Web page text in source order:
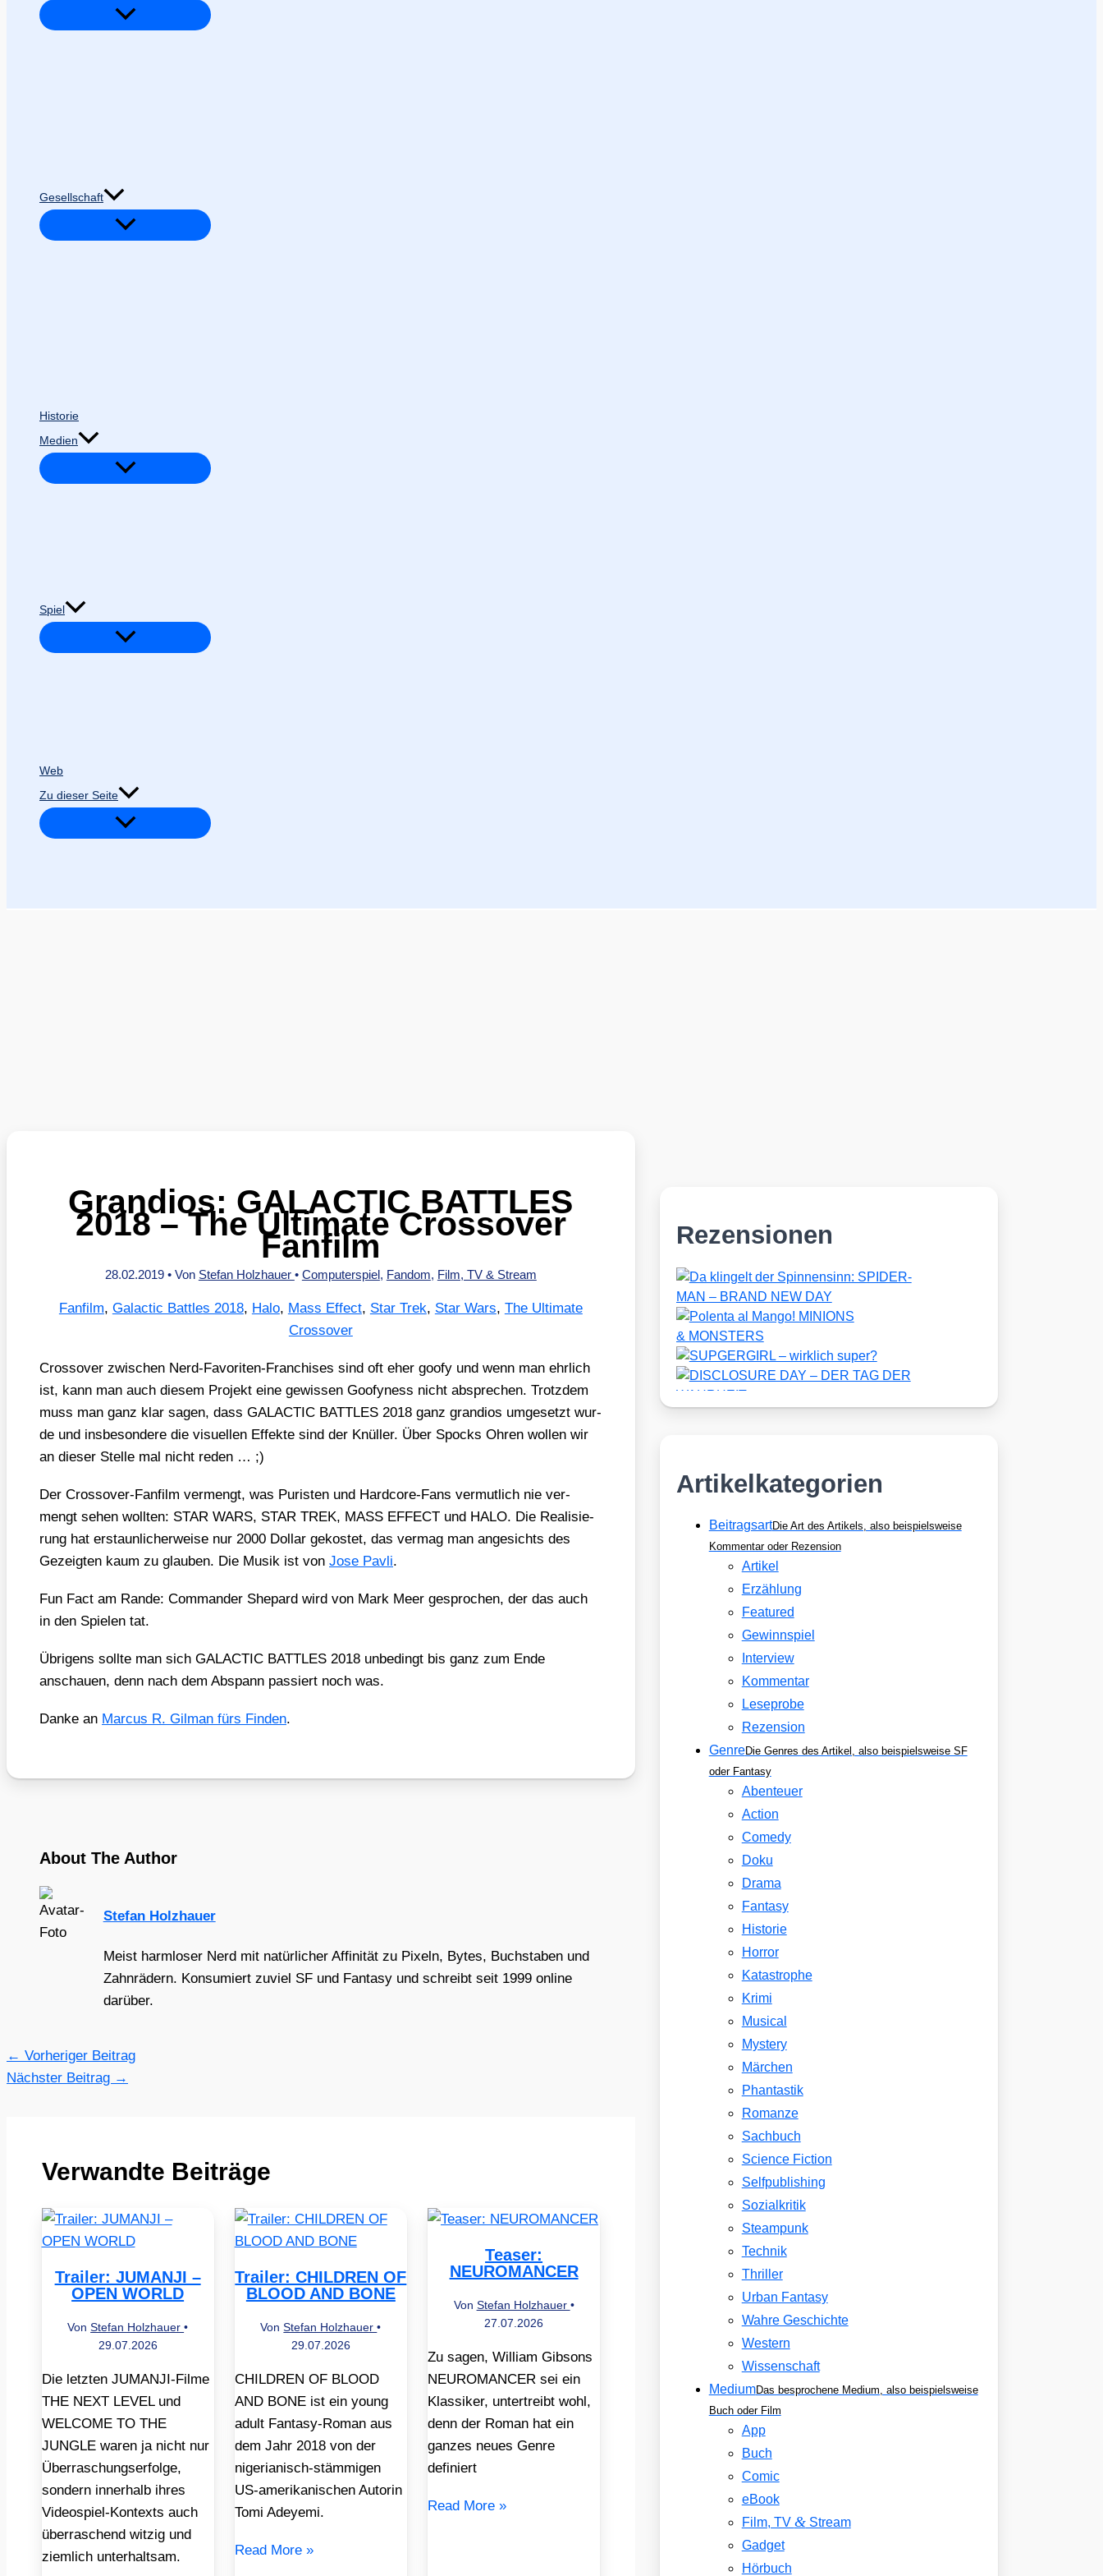
Gesellschaft
Historie
Medien
Spiel
Web
Zu dieser Seite
Grandios: GALACTIC BATTLES
2018 – The Ultimate Crossover
Fanfilm
28.02.2019 • Von Stefan Holzhauer • Computerspiel, Fandom, Film, TV & Stream
Fanfilm, Galactic Battles 2018, Halo, Mass Effect, Star Trek, Star Wars, The Ultimate
Crossover
Cross­over zwi­schen Nerd-Favo­ri­ten-Fran­chi­ses sind oft eher goofy und wenn man ehr­lich
ist, kann man auch die­sem Pro­jekt eine gewis­sen Goofy­ness nicht abspre­chen. Trotz­dem
muss man ganz klar sagen, dass GALACTIC BATTLES 2018 ganz gran­di­os umge­setzt wur­
de und ins­be­son­de­re die visu­el­len Effek­te sind der Knül­ler. Über Spocks Ohren wol­len wir
an die­ser Stel­le mal nicht reden … ;)
Der Cross­over-Fan­film ver­mengt, was Puris­ten und Hard­core-Fans ver­mut­lich nie ver­
mengt sehen woll­ten: STAR WARS, STAR TREK, MASS EFFECT und HALO. Die Rea­li­sie­
rung hat erstaun­li­cher­wei­se nur 2000 Dol­lar gekos­tet, das ver­mag man ange­sichts des
Gezeig­ten kaum zu glau­ben. Die Musik ist von Jose Pav­li.
Fun Fact am Ran­de: Com­man­der She­pard wird von Mark Meer gespro­chen, der das auch
in den Spie­len tat.
Übri­gens soll­te man sich GALACTIC BATTLES 2018 unbe­dingt bis ganz zum Ende
anschau­en, denn nach dem Abspann pas­siert noch was.
Dan­ke an Mar­cus R. Gil­man fürs Fin­den.
About The Author
Stefan Holzhauer
Meist harmloser Nerd mit natürlicher Affinität zu Pixeln, Bytes, Buchstaben und
Zahnrädern. Konsumiert zuviel SF und Fantasy und schreibt seit 1999 online
darüber.
← Vorheriger Beitrag
Nächster Beitrag →
Verwandte Beiträge
Trailer: JUMANJI –
OPEN WORLD
VonStefan Holzhauer•
29.07.2026
Die letzten JUMANJI-Filme
THE NEXT LEVEL und
WELCOME TO THE
JUNGLE waren ja nicht nur
Überraschungserfolge,
sondern innerhalb ihres
Videospiel-Kontexts auch
überraschend witzig und
ziemlich unterhaltsam.
Trailer: CHILDREN OF
BLOOD AND BONE
VonStefan Holzhauer•
29.07.2026
CHILDREN OF BLOOD
AND BONE ist ein young
adult Fantasy-Roman aus
dem Jahr 2018 von der
nigerianisch-stämmigen
US-amerikanischen Autorin
Tomi Adeyemi.
Read More »
Teaser:
NEUROMANCER
Von Stefan Holzhauer •
27.07.2026
Zu sagen, William Gibsons
NEUROMANCER sei ein
Klassiker, untertreibt wohl,
denn der Roman hat ein
ganzes neues Genre
definiert
Read More »
Rezensionen
Artikelkategorien
BeitragsartDie Art des Artikels, also beispielsweise
Kommentar oder Rezension
Artikel
Erzählung
Featured
Gewinnspiel
Interview
Kommentar
Leseprobe
Rezension
GenreDie Genres des Artikel, also beispielsweise SF
oder Fantasy
Abenteuer
Action
Comedy
Doku
Drama
Fantasy
Historie
Horror
Katastrophe
Krimi
Musical
Mystery
Märchen
Phantastik
Romanze
Sachbuch
Science Fiction
Selfpublishing
Sozialkritik
Steampunk
Technik
Thriller
Urban Fantasy
Wahre Geschichte
Western
Wissenschaft
MediumDas besprochene Medium, also beispielsweise
Buch oder Film
App
Buch
Comic
eBook
Film, TV &Stream
Gadget
Hörbuch